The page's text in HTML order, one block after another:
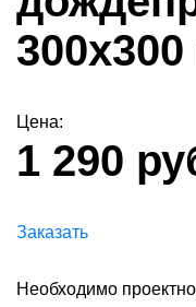
Цена:
1 290
Заказать
Необходимо